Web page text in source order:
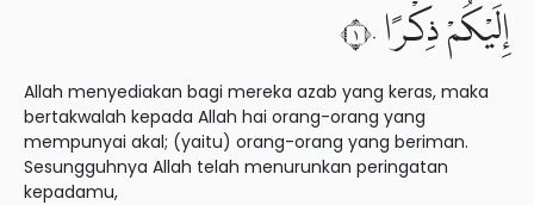
إِلَيْكُمْ ذِكْرًا ١٠
Allah menyediakan bagi mereka azab yang keras, maka
bertakwalah kepada Allah hai orang-orang yang
mempunyai akal; (yaitu) orang-orang yang beriman.
Sesungguhnya Allah telah menurunkan peringatan
kepadamu,